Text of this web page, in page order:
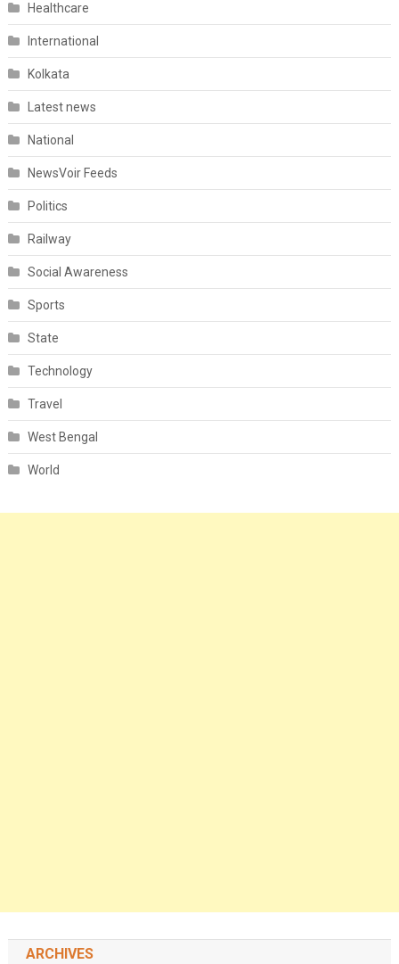
Healthcare
International
Kolkata
Latest news
National
NewsVoir Feeds
Politics
Railway
Social Awareness
Sports
State
Technology
Travel
West Bengal
World
ARCHIVES